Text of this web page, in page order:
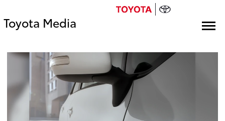
Toyota Media